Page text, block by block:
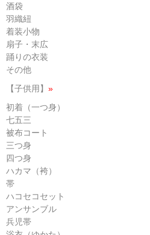
酒袋
羽織紐
着装小物
扇子・末広
踊りの衣装
その他
【子供用】 »
初着（一つ身）
七五三
被布コート
三つ身
四つ身
ハカマ（袴）
帯
ハコセコセット
アンサンブル
兵児帯